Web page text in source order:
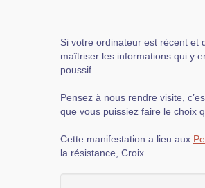
Si votre ordinateur est récent et
maîtriser les informations qui y
poussif ...
Pensez à nous rendre visite,
que vous puissiez faire le choix
Cette manifestation a lieu aux
la résistance, Croix.